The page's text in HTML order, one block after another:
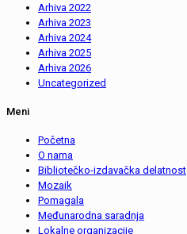
Arhiva 2022
Arhiva 2023
Arhiva 2024
Arhiva 2025
Arhiva 2026
Uncategorized
Meni
Početna
O nama
Bibliotečko-izdavačka delatnost
Mozaik
Pomagala
Međunarodna saradnja
Lokalne organizacije